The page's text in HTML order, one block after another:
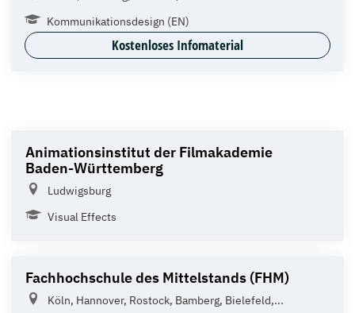
Kommunikationsdesign (EN)
Kostenloses Infomaterial
Animationsinstitut der Filmakademie
Baden-Württemberg
Ludwigsburg
Visual Effects
Fachhochschule des Mittelstands (FHM)
Köln, Hannover, Rostock, Bamberg, Bielefeld,...